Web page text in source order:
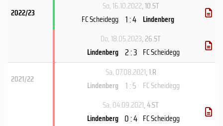
2022/23
So, 16.10.2022, 10.ST
FC Scheidegg 1 : 4 Lindenberg
Do, 18.05.2023, 26.ST
Lindenberg 2 : 3 FC Scheidegg
2021/22
Sa, 07.08.2021, 1.R
Lindenberg 1 : 5 FC Scheidegg
Sa, 04.09.2021, 4.ST
Lindenberg 0 : 4 FC Scheidegg